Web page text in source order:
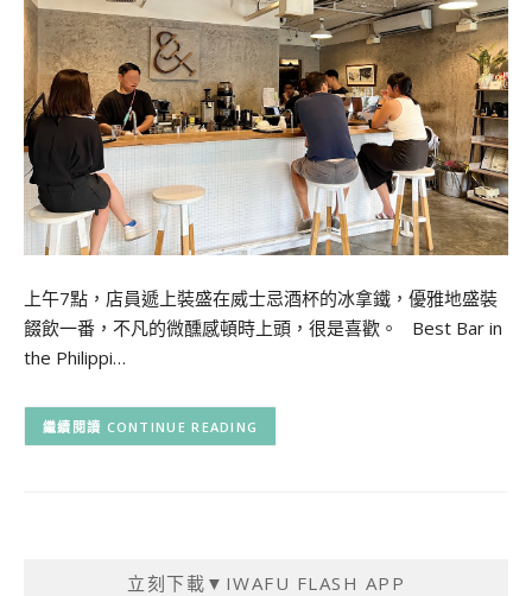
上午7點，店員遞上裝盛在威士忌酒杯的冰拿鐵，優雅地盛裝
餟飲一番，不凡的微醺感頓時上頭，很是喜歡。 Best Bar in
the Philippi…
CONTINUE READING
立刻下載▼IWAFU FLASH APP